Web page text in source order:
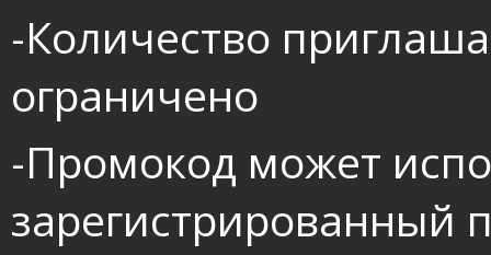
-Количество
ограничено
-Промокод может
зарегистрированный